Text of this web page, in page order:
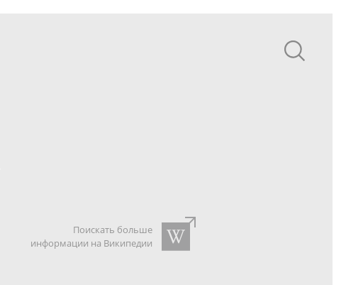
Поискать больше
информации на Википедии